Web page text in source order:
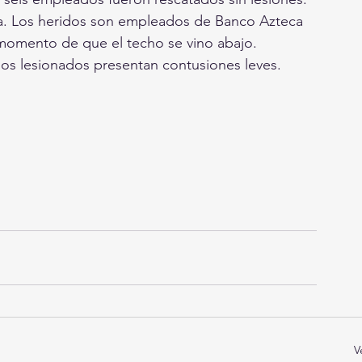
Los heridos son empleados de Banco Azteca
de que el techo se vino abajo.
lesionados presentan contusiones leves.